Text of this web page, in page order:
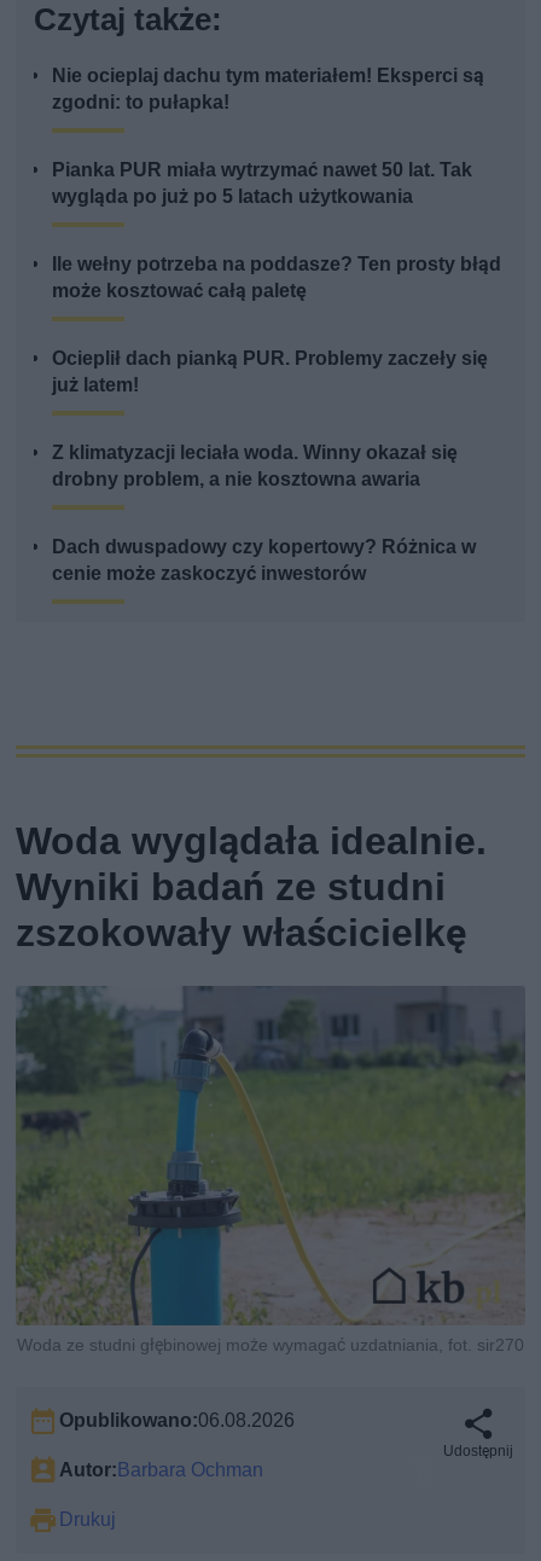
Czytaj także:
Nie ocieplaj dachu tym materiałem! Eksperci są
zgodni: to pułapka!
Pianka PUR miała wytrzymać nawet 50 lat. Tak
wygląda po już po 5 latach użytkowania
Ile wełny potrzeba na poddasze? Ten prosty błąd
może kosztować całą paletę
Ocieplił dach pianką PUR. Problemy zaczeły się
już latem!
Z klimatyzacji leciała woda. Winny okazał się
drobny problem, a nie kosztowna awaria
Dach dwuspadowy czy kopertowy? Różnica w
cenie może zaskoczyć inwestorów
Woda wyglądała idealnie.
Wyniki badań ze studni
zszokowały właścicielkę
Woda ze studni głębinowej może wymagać uzdatniania, fot. sir270
Opublikowano:06.08.2026
Autor:Barbara Ochman
Drukuj
Udostępnij